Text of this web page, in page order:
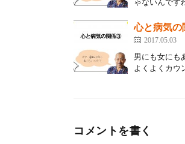
心と病気の
2017.05.03
男にも女にも
よくよくカウ
コメントを書く